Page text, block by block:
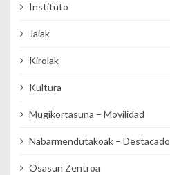
Instituto
Jaiak
Kirolak
Kultura
Mugikortasuna – Movilidad
Nabarmendutakoak – Destacado
Osasun Zentroa